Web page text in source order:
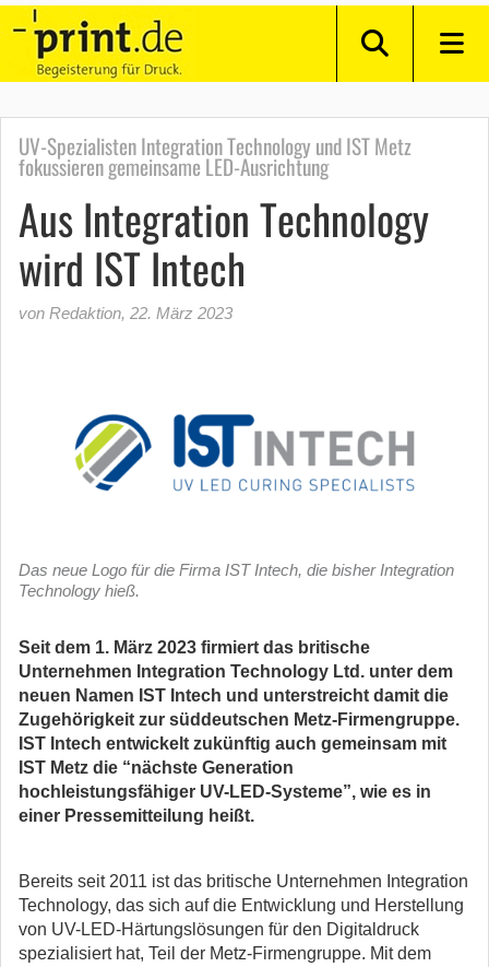
UV-Spezialisten Integration Technology und IST Metz
fokussieren gemeinsame LED-Ausrichtung
Aus Integration Technology
wird IST Intech
von Redaktion, 22. März 2023
Das neue Logo für die Firma IST Intech, die bisher Integration
Technology hieß.
Seit dem 1. März 2023 firmiert das britische
Unternehmen Integration Technology Ltd. unter dem
neuen Namen IST Intech und unterstreicht damit die
Zugehörigkeit zur süddeutschen Metz-Firmengruppe.
IST Intech entwickelt zukünftig auch gemeinsam mit
IST Metz die “nächste Generation
hochleistungsfähiger UV-LED-Systeme”, wie es in
einer Pressemitteilung heißt.
Bereits seit 2011 ist das britische Unternehmen Integration
Technology, das sich auf die Entwicklung und Herstellung
von UV-LED-Härtungslösungen für den Digitaldruck
spezialisiert hat, Teil der Metz-Firmengruppe. Mit dem